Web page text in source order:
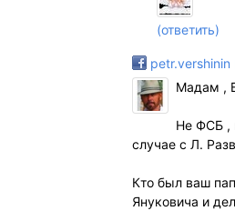
(ответить)
Мадам ,
Не ФСБ ,
случае с Л.
Кто был ваш
Януковича и